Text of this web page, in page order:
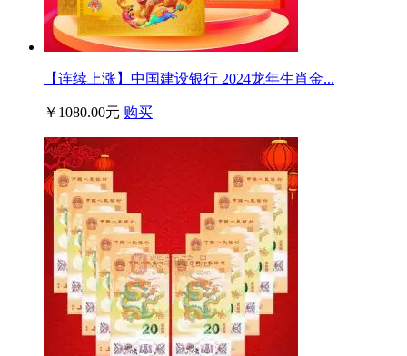
【连续上涨】中国建设银行 2024龙年生肖金...
￥1080.00元 购买